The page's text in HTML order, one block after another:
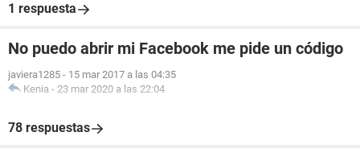
1 respuesta
No puedo abrir mi Facebook me pide un código
javiera1285 - 15 mar 2017 a las 04:35
Kenia - 23 mar 2020 a las 22:04
78 respuestas